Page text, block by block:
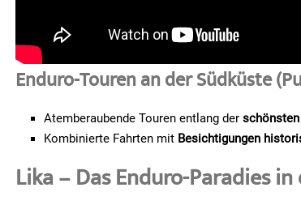
Enduro-Touren an der Südküste
Atemberaubende Touren entlang der
Kombinierte Fahrten mit Besichtigungen
Lika – Das Enduro-Paradies